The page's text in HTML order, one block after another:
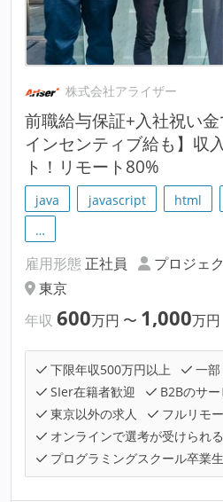
株式会社アライザー
前職給与保証+入社祝い
インセンティブ給も】収
ト！リモート80%
java javascript html
…
雇用形態 正社員
プロジェ
東京
年収 600万円 〜 1,000万円
下限年収500万円以上
一
SIer在籍者歓迎
B2Bのサ
東京以外の求人
フルリモ
オンラインで選考が受けられる
プログラミングスクール卒業